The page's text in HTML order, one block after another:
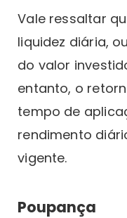
Vale ressaltar
liquidez diária,
do valor
entanto, o
tempo de
rendimento
vigente.
Poupança